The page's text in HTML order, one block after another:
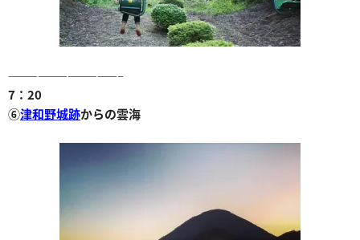
———————————–
7：20
⑥津和野城跡からの雲海